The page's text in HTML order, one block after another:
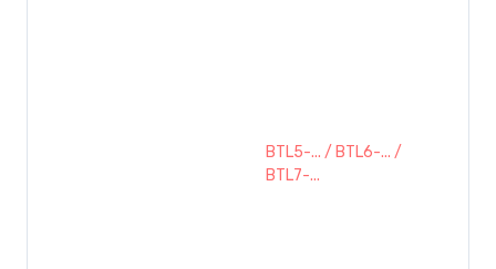
BTL5-... / BTL6-... /
BTL7-...